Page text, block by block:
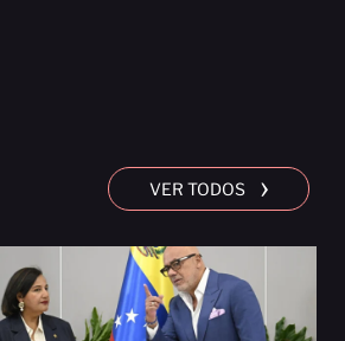
VER TODOS ›